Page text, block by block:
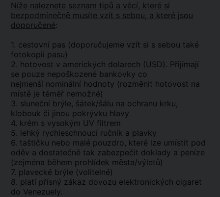
Níže naleznete seznam tipů a věcí, které si
bezpodmínečně musíte vzít s sebou, a které jsou
doporučené:
1. cestovní pas (doporučujeme vzít si s sebou také
fotokopii pasu)
2. hotovost v amerických dolarech (USD). Přijímají
se pouze nepoškozené bankovky co
nejmenší nominální hodnoty (rozměnit hotovost na
místě je téměř nemožné)
3. sluneční brýle, šátek/šálu na ochranu krku,
klobouk či jinou pokrývku hlavy
4. krém s vysokým UV filtrem
5. lehký rychleschnoucí ručník a plavky
6. taštičku nebo malé pouzdro, které lze umístit pod
oděv a dostatečně tak zabezpečit doklady a peníze
(zejména během prohlídek města/výletů)
7. plavecké brýle (volitelné)
8. platí přísný zákaz dovozu elektronických cigaret
do Venezuely.